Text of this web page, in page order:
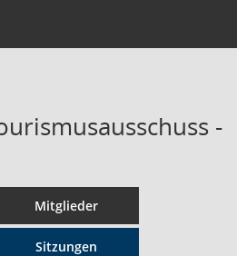
-
Mitglieder
Sitzungen